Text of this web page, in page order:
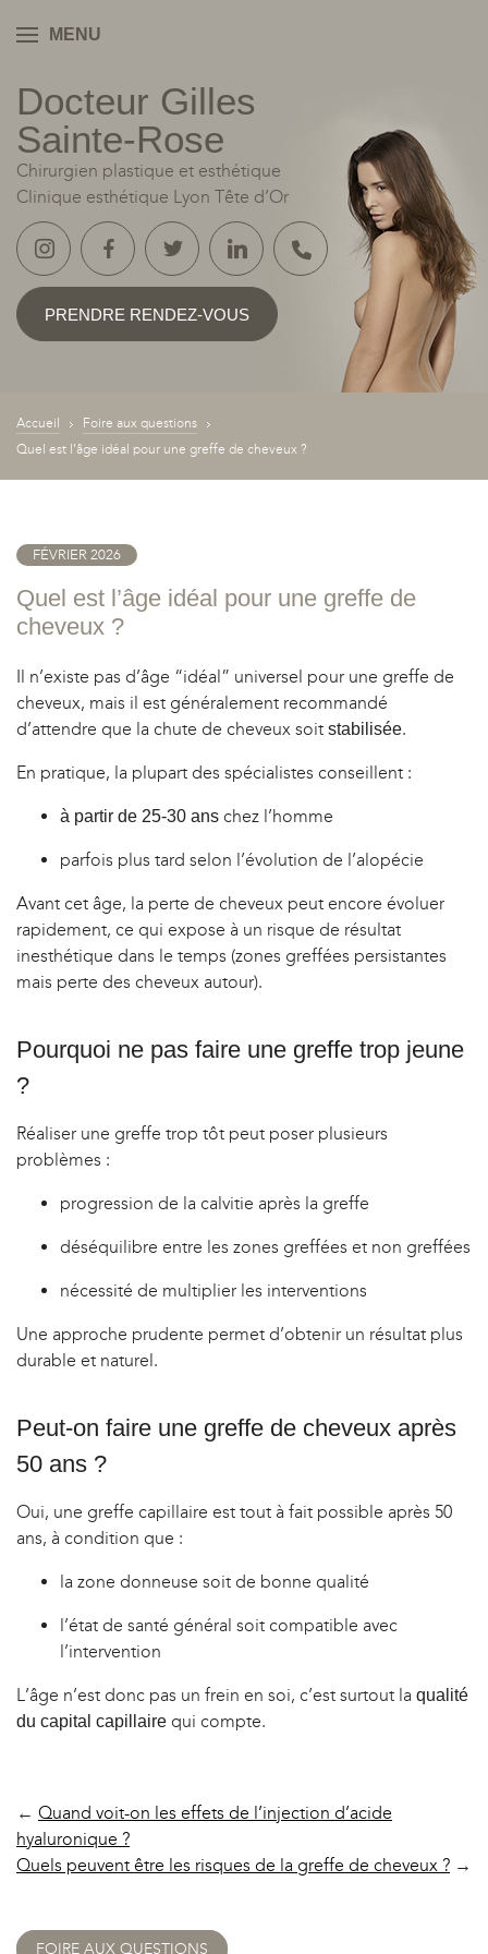
MENU
Docteur Gilles
Sainte‑Rose
Chirurgien plastique et esthétique
Clinique esthétique Lyon Tête d’Or
PRENDRE RENDEZ-VOUS
Accueil
Foire aux questions
Quel est l’âge idéal pour une greffe de cheveux ?
FÉVRIER 2026
Quel est l’âge idéal pour une greffe de
cheveux ?
Il n’existe pas d’âge “idéal” universel pour une greffe de
cheveux, mais il est généralement recommandé
d’attendre que la chute de cheveux soit stabilisée.
En pratique, la plupart des spécialistes conseillent :
à partir de 25-30 ans chez l’homme
parfois plus tard selon l’évolution de l’alopécie
Avant cet âge, la perte de cheveux peut encore évoluer
rapidement, ce qui expose à un risque de résultat
inesthétique dans le temps (zones greffées persistantes
mais perte des cheveux autour).
Pourquoi ne pas faire une greffe trop jeune
?
Réaliser une greffe trop tôt peut poser plusieurs
problèmes :
progression de la calvitie après la greffe
déséquilibre entre les zones greffées et non greffées
nécessité de multiplier les interventions
Une approche prudente permet d’obtenir un résultat plus
durable et naturel.
Peut-on faire une greffe de cheveux après
50 ans ?
Oui, une greffe capillaire est tout à fait possible après 50
ans, à condition que :
la zone donneuse soit de bonne qualité
l’état de santé général soit compatible avec
l’intervention
L’âge n’est donc pas un frein en soi, c’est surtout la qualité
du capital capillaire qui compte.
← Quand voit-on les effets de l’injection d’acide
hyaluronique ?
Quels peuvent être les risques de la greffe de cheveux ? →
FOIRE AUX QUESTIONS